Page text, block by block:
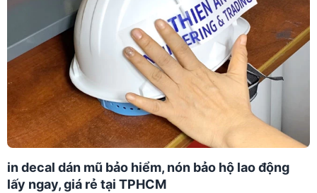
in decal dán mũ bảo hiểm, nón bảo hộ lao động
lấy ngay, giá rẻ tại TPHCM